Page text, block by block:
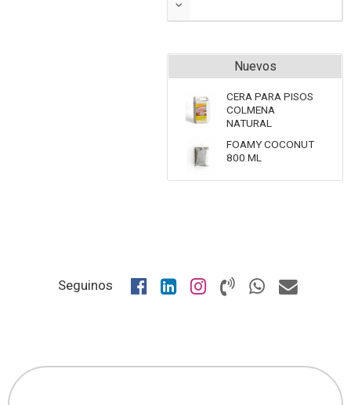
Nuevos
CERA PARA PISOS
COLMENA
NATURAL
FOAMY COCONUT
800 ML
Seguinos